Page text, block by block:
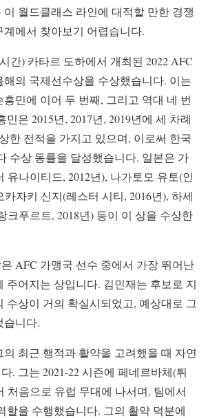
월드클래스 라인에 대적할 만한 경쟁
에서 찾아보기 어렵습니다.
간) 카타르 도하에서 개최된 2022 AFC
의 국제선수상을 수상했습니다. 이는
민에 이어 두 번째, 그리고 역대 네 번
은 2015년, 2017년, 2019년에 세 차례
한 전적을 가지고 있으며, 이로써 한국
수상 동률을 달성했습니다. 일본은 가
유나이티드, 2012년), 나가토모 유토(인
카자키 신지(레스터 시티, 2016년), 하세
크푸르트, 2018년) 등이 이 상을 수상한
AFC 가맹국 선수 중에서 가장 뛰어난
주어지는 상입니다. 김민재는 후보로 지
수상이 거의 확실시되었고, 예상대로 그
습니다.
최근 행적과 활약을 고려했을 때 자연
. 그는 2021-22 시즌에 페네르바체(튀
처음으로 유럽 무대에 나서며, 팀에서
할을 수행했습니다. 그의 활약 덕분에